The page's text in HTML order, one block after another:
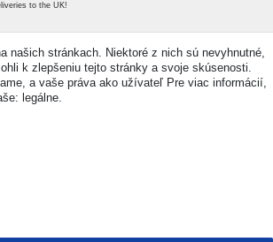
to the UK!
našich stránkach. Niektoré z nich sú nevyhnutné,
k zlepšeniu tejto stránky a svoje skúsenosti.
a vaše práva ako užívateľ Pre viac informácií,
legálne.
from contract here Kontakt